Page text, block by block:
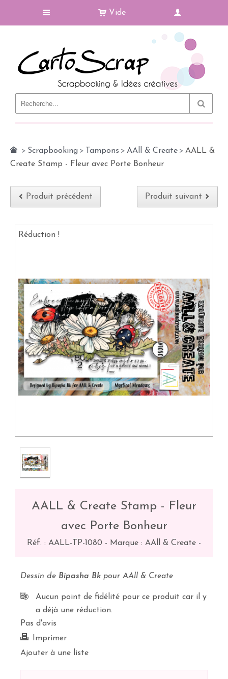
Vide
> Scrapbooking > Tampons > AAll & Create > AALL &
Create Stamp - Fleur avec Porte Bonheur
Produit précédent Produit suivant
Réduction !
AALL & Create Stamp - Fleur
avec Porte Bonheur
Réf. : AALL-TP-1080 - Marque : AAll & Create -
Dessin de Bipasha Bk pour AAll & Create
Aucun point de fidélité pour ce produit car il y
a déjà une réduction.
Pas d'avis
Imprimer
Ajouter à une liste